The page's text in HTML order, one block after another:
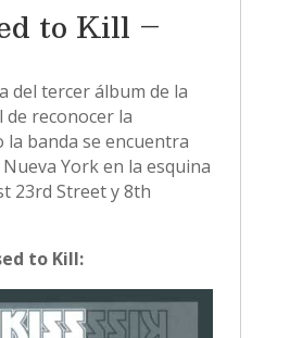
to Kill –
del tercer álbum de la
de reconocer la
la banda se encuentra
York en la esquina
23rd Street y 8th
to Kill: